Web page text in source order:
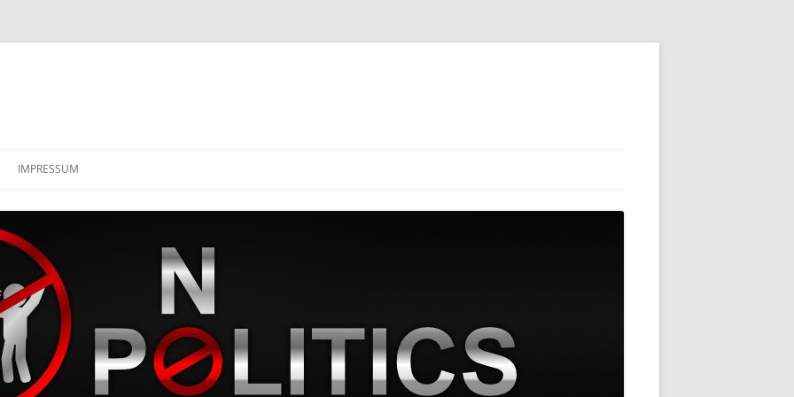
IMPRESSUM